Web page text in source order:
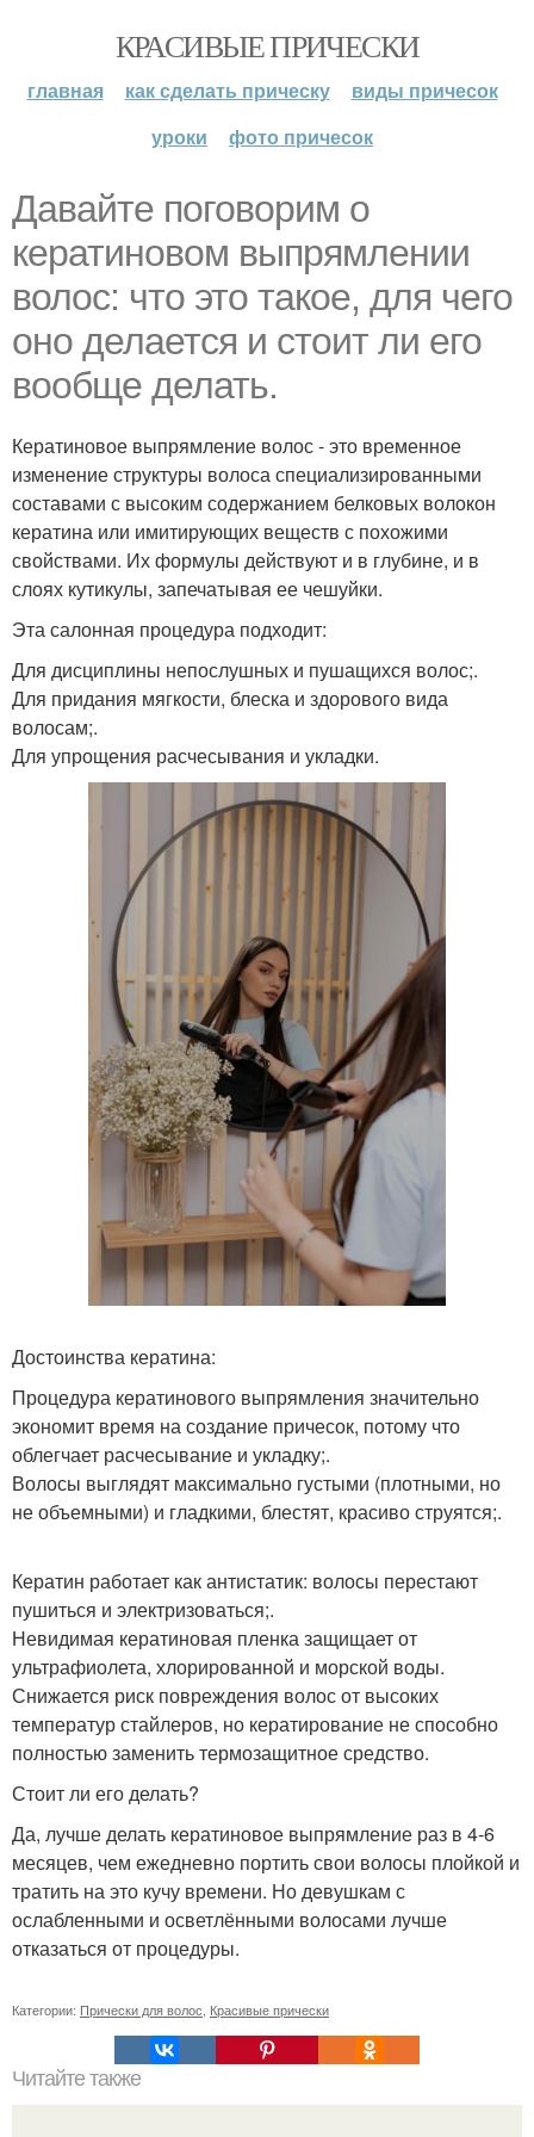
КРАСИВЫЕ ПРИЧЕСКИ
главная как сделать прическу
виды причесок
уроки
фото причесок
Давайте поговорим о
кератиновом выпрямлении
волос: что это такое, для чего
оно делается и стоит ли его
вообще делать.
Кератиновое выпрямление волос - это временное
изменение структуры волоса специализированными
составами с высоким содержанием белковых волокон
кератина или имитирующих веществ с похожими
свойствами. Их формулы действуют и в глубине, и в
слоях кутикулы, запечатывая ее чешуйки.
Эта салонная процедура подходит:
Для дисциплины непослушных и пушащихся волос;.
Для придания мягкости, блеска и здорового вида
волосам;.
Для упрощения расчесывания и укладки.
Достоинства кератина:
Процедура кератинового выпрямления значительно
экономит время на создание причесок, потому что
облегчает расчесывание и укладку;.
Волосы выглядят максимально густыми (плотными, но
не объемными) и гладкими, блестят, красиво струятся;.
Кератин работает как антистатик: волосы перестают
пушиться и электризоваться;.
Невидимая кератиновая пленка защищает от
ультрафиолета, хлорированной и морской воды.
Снижается риск повреждения волос от высоких
температур стайлеров, но кератирование не способно
полностью заменить термозащитное средство.
Стоит ли его делать?
Да, лучше делать кератиновое выпрямление раз в 4-6
месяцев, чем ежедневно портить свои волосы плойкой и
тратить на это кучу времени. Но девушкам с
ослабленными и осветлёнными волосами лучше
отказаться от процедуры.
Категории: Прически для волос Красивые прически
Читайте также